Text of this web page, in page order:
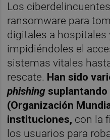
Los
ransomware para
digitales a
impidiéndoles el
sistemas vitales
rescate. Han sido
phishing suplantando
(Organización
instituciones, con la
los usuarios para